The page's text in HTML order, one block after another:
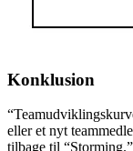
Konklusion
eller et nyt
tilbage til